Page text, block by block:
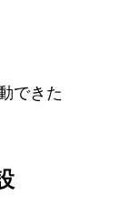
できた